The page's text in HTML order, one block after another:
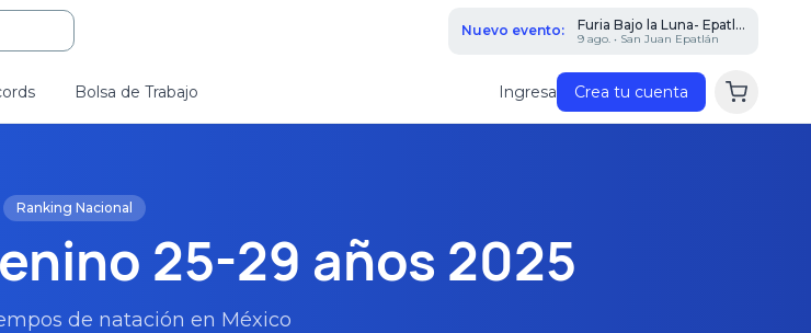
Nuevo evento: Furia Bajo la Luna- Epatl...
9 ago. • San Juan Epatlán
Bolsa de Trabajo Ingresa Crea tu cuenta
Ranking Nacional
25-29 años 2025
de natación en México